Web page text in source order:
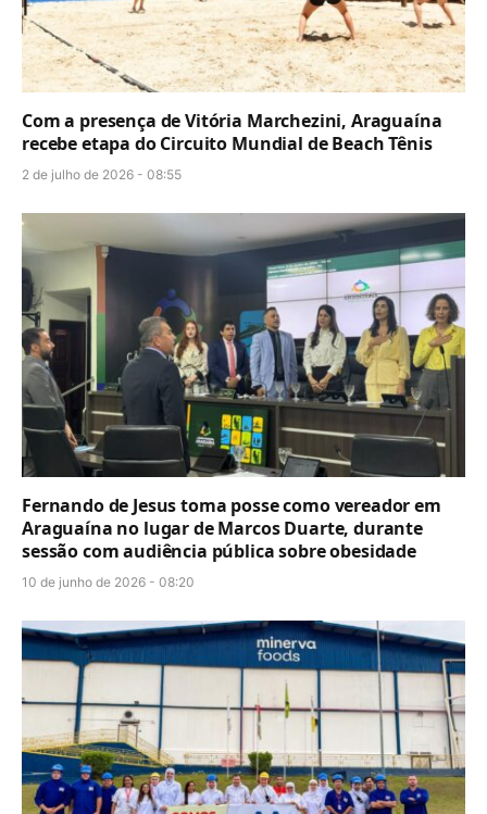
Com a presença de Vitória Marchezini, Araguaína
recebe etapa do Circuito Mundial de Beach Tênis
2 de julho de 2026 - 08:55
Fernando de Jesus toma posse como vereador em
Araguaína no lugar de Marcos Duarte, durante
sessão com audiência pública sobre obesidade
10 de junho de 2026 - 08:20